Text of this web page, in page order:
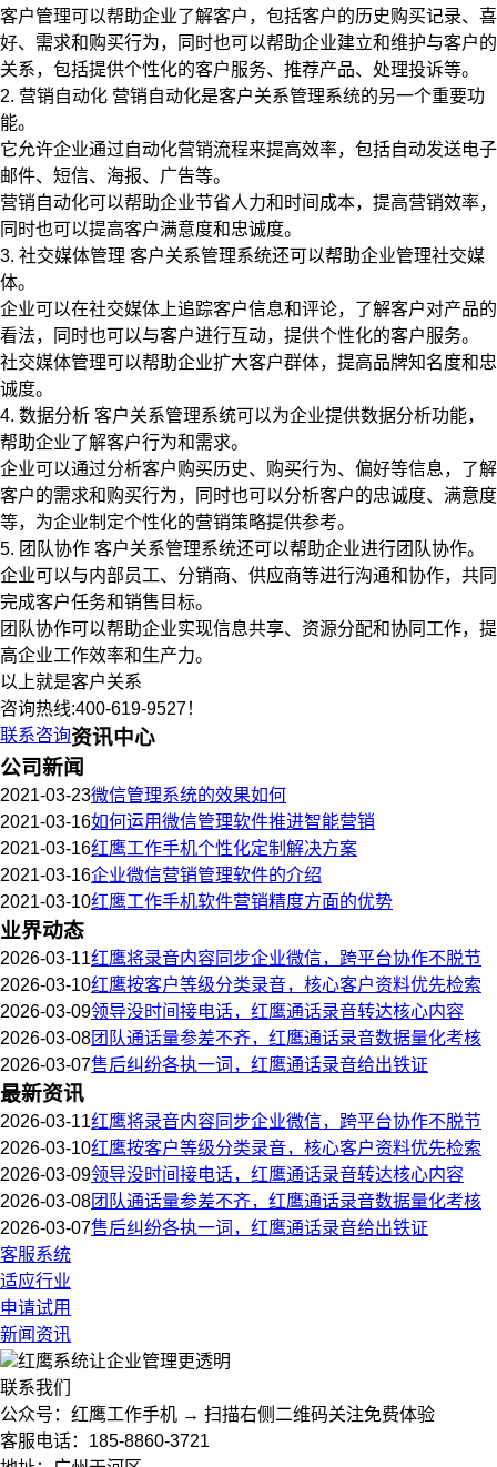
客户管理可以帮助企业了解客户，包括客户的历史购买记录、喜
好、需求和购买行为，同时也可以帮助企业建立和维护与客户的
关系，包括提供个性化的客户服务、推荐产品、处理投诉等。
2. 营销自动化 营销自动化是客户关系管理系统的另一个重要功
能。
它允许企业通过自动化营销流程来提高效率，包括自动发送电子
邮件、短信、海报、广告等。
营销自动化可以帮助企业节省人力和时间成本，提高营销效率，
同时也可以提高客户满意度和忠诚度。
3. 社交媒体管理 客户关系管理系统还可以帮助企业管理社交媒
体。
企业可以在社交媒体上追踪客户信息和评论，了解客户对产品的
看法，同时也可以与客户进行互动，提供个性化的客户服务。
社交媒体管理可以帮助企业扩大客户群体，提高品牌知名度和忠
诚度。
4. 数据分析 客户关系管理系统可以为企业提供数据分析功能，
帮助企业了解客户行为和需求。
企业可以通过分析客户购买历史、购买行为、偏好等信息，了解
客户的需求和购买行为，同时也可以分析客户的忠诚度、满意度
等，为企业制定个性化的营销策略提供参考。
5. 团队协作 客户关系管理系统还可以帮助企业进行团队协作。
企业可以与内部员工、分销商、供应商等进行沟通和协作，共同
完成客户任务和销售目标。
团队协作可以帮助企业实现信息共享、资源分配和协同工作，提
高企业工作效率和生产力。
以上就是客户关系
咨询热线:400-619-9527！
联系咨询资讯中心
公司新闻
2021-03-23微信管理系统的效果如何
2021-03-16如何运用微信管理软件推进智能营销
2021-03-16红鹰工作手机个性化定制解决方案
2021-03-16企业微信营销管理软件的介绍
2021-03-10红鹰工作手机软件营销精度方面的优势
业界动态
2026-03-11红鹰将录音内容同步企业微信，跨平台协作不脱节
2026-03-10红鹰按客户等级分类录音，核心客户资料优先检索
2026-03-09领导没时间接电话，红鹰通话录音转达核心内容
2026-03-08团队通话量参差不齐，红鹰通话录音数据量化考核
2026-03-07售后纠纷各执一词，红鹰通话录音给出铁证
最新资讯
2026-03-11红鹰将录音内容同步企业微信，跨平台协作不脱节
2026-03-10红鹰按客户等级分类录音，核心客户资料优先检索
2026-03-09领导没时间接电话，红鹰通话录音转达核心内容
2026-03-08团队通话量参差不齐，红鹰通话录音数据量化考核
2026-03-07售后纠纷各执一词，红鹰通话录音给出铁证
客服系统
适应行业
申请试用
新闻资讯
红鹰系统让企业管理更透明
联系我们
公众号：红鹰工作手机 → 扫描右侧二维码关注免费体验
客服电话：185-8860-3721